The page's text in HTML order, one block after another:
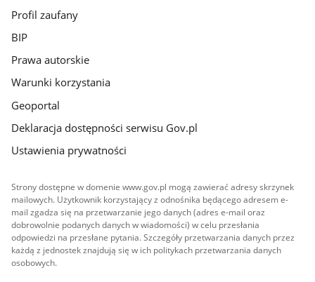
Profil zaufany
BIP
Prawa autorskie
Warunki korzystania
Geoportal
Deklaracja dostępności serwisu Gov.pl
Ustawienia prywatności
Strony dostępne w domenie www.gov.pl mogą zawierać adresy skrzynek
mailowych. Użytkownik korzystający z odnośnika będącego adresem e-
mail zgadza się na przetwarzanie jego danych (adres e-mail oraz
dobrowolnie podanych danych w wiadomości) w celu przesłania
odpowiedzi na przesłane pytania. Szczegóły przetwarzania danych przez
każdą z jednostek znajdują się w ich politykach przetwarzania danych
osobowych.